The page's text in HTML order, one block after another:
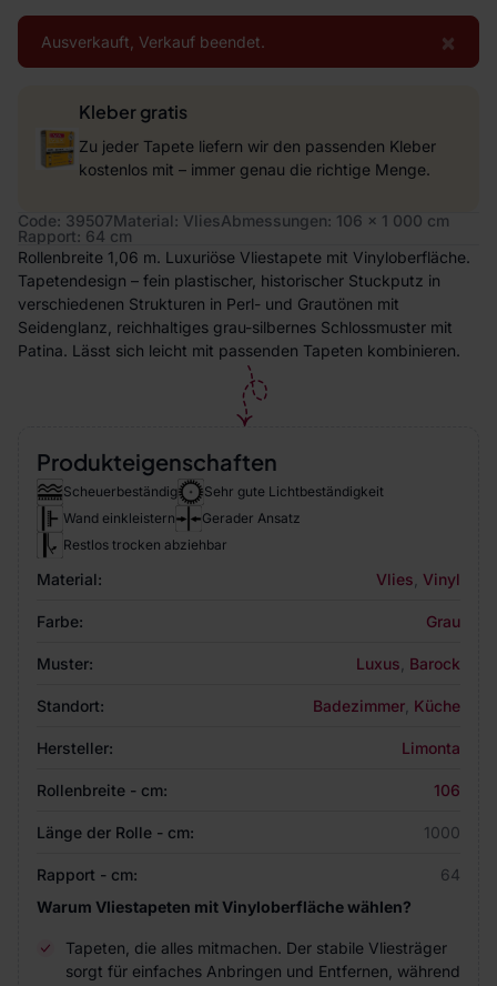
×
Ausverkauft, Verkauf beendet.
Kleber gratis
Zu jeder Tapete liefern wir den passenden Kleber
kostenlos mit – immer genau die richtige Menge.
Code: 39507Material: VliesAbmessungen: 106 x 1 000 cm
Rapport: 64 cm
Rollenbreite 1,06 m. Luxuriöse Vliestapete mit Vinyloberfläche.
Tapetendesign – fein plastischer, historischer Stuckputz in
verschiedenen Strukturen in Perl- und Grautönen mit
Seidenglanz, reichhaltiges grau-silbernes Schlossmuster mit
Patina. Lässt sich leicht mit passenden Tapeten kombinieren.
Produkteigenschaften
Scheuerbeständig
Sehr gute Lichtbeständigkeit
Wand einkleistern
Gerader Ansatz
Restlos trocken abziehbar
Material: Vlies Vinyl
Farbe: Grau
Muster: Luxus Barock
Standort: Badezimmer Küche
Hersteller: Limonta
Rollenbreite - cm: 106
Länge der Rolle - cm: 1000
Rapport - cm:
64
Warum Vliestapeten mit Vinyloberfläche wählen?
Tapeten, die alles mitmachen. Der stabile Vliesträger
sorgt für einfaches Anbringen und Entfernen, während